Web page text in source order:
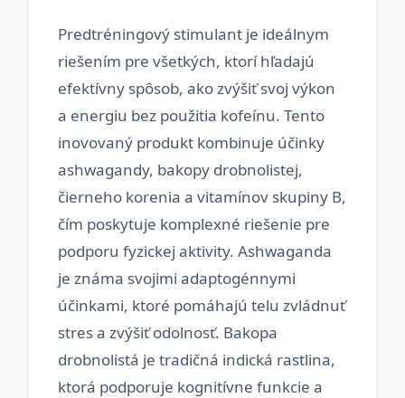
Predtréningový stimulant je ideálnym
riešením pre všetkých, ktorí hľadajú
efektívny spôsob, ako zvýšiť svoj výkon
a energiu bez použitia kofeínu. Tento
inovovaný produkt kombinuje účinky
ashwagandy, bakopy drobnolistej,
čierneho korenia a vitamínov skupiny B,
čím poskytuje komplexné riešenie pre
podporu fyzickej aktivity. Ashwaganda
je známa svojimi adaptogénnymi
účinkami, ktoré pomáhajú telu zvládnuť
stres a zvýšiť odolnosť. Bakopa
drobnolistá je tradičná indická rastlina,
ktorá podporuje kognitívne funkcie a